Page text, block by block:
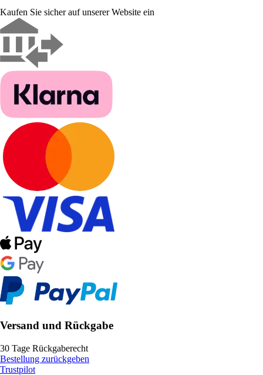
Kaufen Sie sicher auf unserer Website ein
Versand und Rückgabe
30 Tage Rückgaberecht
Bestellung zurückgeben
Trustpilot